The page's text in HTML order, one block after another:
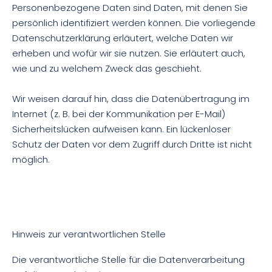
Personenbezogene Daten sind Daten, mit denen Sie
persönlich identifiziert werden können. Die vorliegende
Datenschutzerklärung erläutert, welche Daten wir
erheben und wofür wir sie nutzen. Sie erläutert auch,
wie und zu welchem Zweck das geschieht.
Wir weisen darauf hin, dass die Datenübertragung im
Internet (z. B. bei der Kommunikation per E-Mail)
Sicherheitslücken aufweisen kann. Ein lückenloser
Schutz der Daten vor dem Zugriff durch Dritte ist nicht
möglich.
Hinweis zur verantwortlichen Stelle
Die verantwortliche Stelle für die Datenverarbeitung